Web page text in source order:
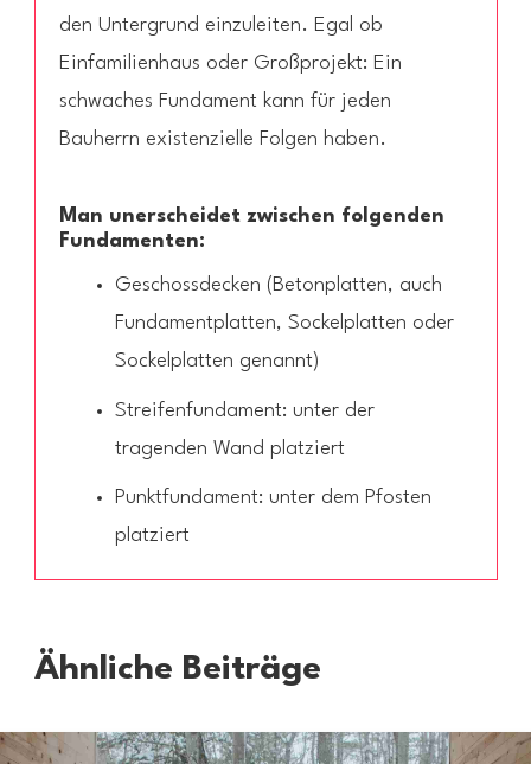
den Untergrund einzuleiten. Egal ob
Einfamilienhaus oder Großprojekt: Ein
schwaches Fundament kann für jeden
Bauherrn existenzielle Folgen haben.
Man unerscheidet zwischen folgenden
Fundamenten:
Geschossdecken (Betonplatten, auch
Fundamentplatten, Sockelplatten oder
Sockelplatten genannt)
Streifenfundament: unter der
tragenden Wand platziert
Punktfundament: unter dem Pfosten
platziert
Ähnliche Beiträge